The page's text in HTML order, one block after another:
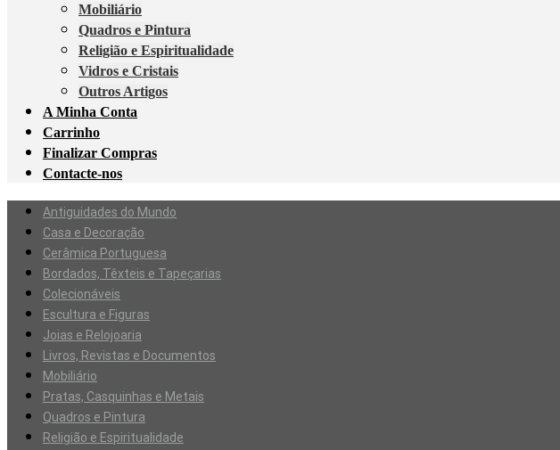
Mobiliário
Quadros e Pintura
Religião e Espiritualidade
Vidros e Cristais
Outros Artigos
A Minha Conta
Carrinho
Finalizar Compras
Contacte-nos
Antiguidades do Mundo
Casa e Decoração
Cerâmica Portuguesa
Bordados, Têxteis e Tapeçarias
Colecionáveis
Escultura e Figuras
Joias e Relojoaria
Livros, Revistas e Documentos
Mobiliário
Pratas, Casquinhas e Metais
Quadros e Pintura
Religião e Espiritualidade